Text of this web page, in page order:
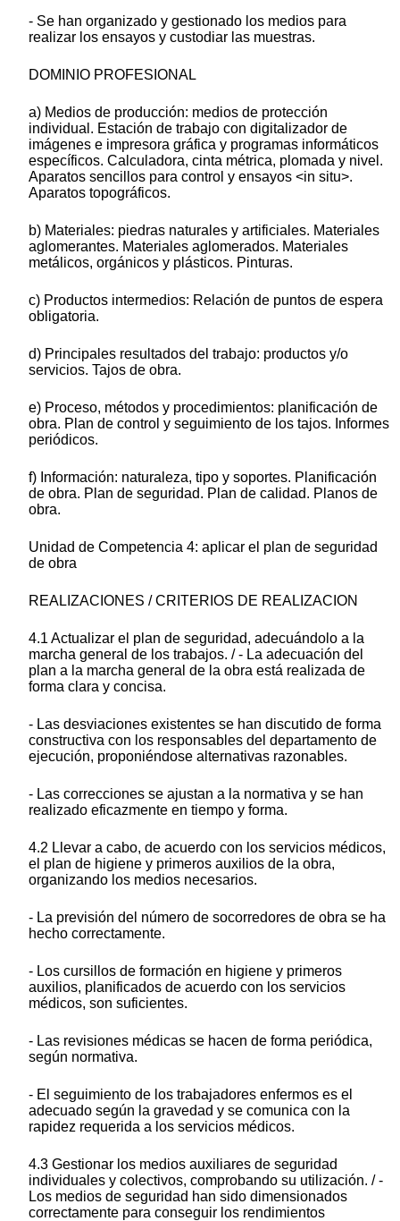
- Se han organizado y gestionado los medios para
realizar los ensayos y custodiar las muestras.
DOMINIO PROFESIONAL
a) Medios de producción: medios de protección
individual. Estación de trabajo con digitalizador de
imágenes e impresora gráfica y programas informáticos
específicos. Calculadora, cinta métrica, plomada y nivel.
Aparatos sencillos para control y ensayos <in situ>.
Aparatos topográficos.
b) Materiales: piedras naturales y artificiales. Materiales
aglomerantes. Materiales aglomerados. Materiales
metálicos, orgánicos y plásticos. Pinturas.
c) Productos intermedios: Relación de puntos de espera
obligatoria.
d) Principales resultados del trabajo: productos y/o
servicios. Tajos de obra.
e) Proceso, métodos y procedimientos: planificación de
obra. Plan de control y seguimiento de los tajos. Informes
periódicos.
f) Información: naturaleza, tipo y soportes. Planificación
de obra. Plan de seguridad. Plan de calidad. Planos de
obra.
Unidad de Competencia 4: aplicar el plan de seguridad
de obra
REALIZACIONES / CRITERIOS DE REALIZACION
4.1 Actualizar el plan de seguridad, adecuándolo a la
marcha general de los trabajos. / - La adecuación del
plan a la marcha general de la obra está realizada de
forma clara y concisa.
- Las desviaciones existentes se han discutido de forma
constructiva con los responsables del departamento de
ejecución, proponiéndose alternativas razonables.
- Las correcciones se ajustan a la normativa y se han
realizado eficazmente en tiempo y forma.
4.2 Llevar a cabo, de acuerdo con los servicios médicos,
el plan de higiene y primeros auxilios de la obra,
organizando los medios necesarios.
- La previsión del número de socorredores de obra se ha
hecho correctamente.
- Los cursillos de formación en higiene y primeros
auxilios, planificados de acuerdo con los servicios
médicos, son suficientes.
- Las revisiones médicas se hacen de forma periódica,
según normativa.
- El seguimiento de los trabajadores enfermos es el
adecuado según la gravedad y se comunica con la
rapidez requerida a los servicios médicos.
4.3 Gestionar los medios auxiliares de seguridad
individuales y colectivos, comprobando su utilización. / -
Los medios de seguridad han sido dimensionados
correctamente para conseguir los rendimientos